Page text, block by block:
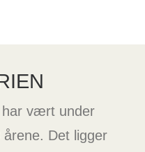
har vært under
Det ligger